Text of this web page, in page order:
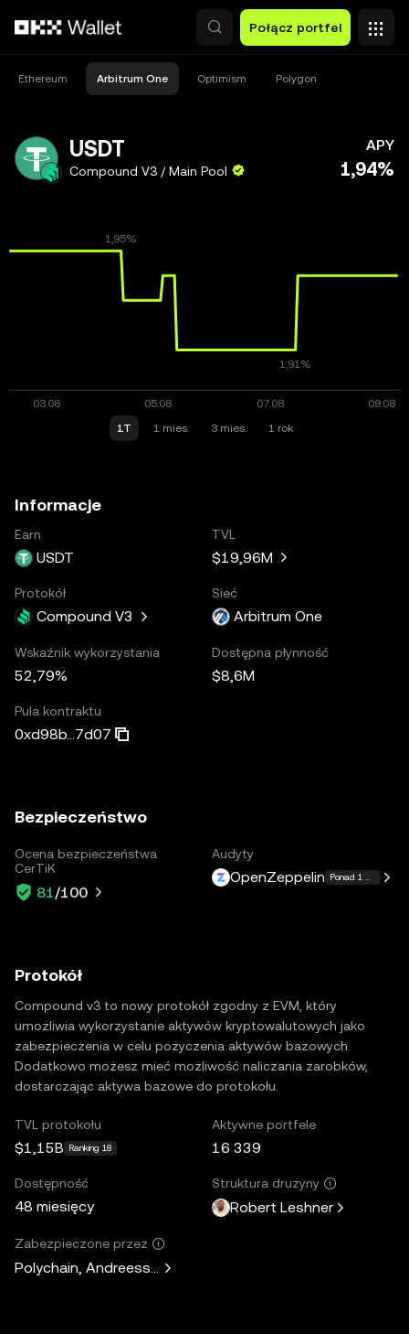
Połącz portfel
Ethereum Arbitrum One Optimism Polygon
USDT
Compound V3 / Main Pool
APY
1,94%
1T 1 mies. 3 mies. 1 rok
Informacje
Earn
USDT
TVL
$19,96M
Protokół
Compound V3
Sieć
Arbitrum One
Wskaźnik wykorzystania
52,79%
Dostępna płynność
$8,6M
Pula kontraktu
0xd98b...7d07
Bezpieczeństwo
Ocena bezpieczeństwa
CerTiK
81/100
Audyty
OpenZeppelin Ponad 1 więcej
Protokół
Compound v3 to nowy protokół zgodny z EVM, który
umożliwia wykorzystanie aktywów kryptowalutowych jako
zabezpieczenia w celu pożyczenia aktywów bazowych.
Dodatkowo możesz mieć możliwość naliczania zarobków,
dostarczając aktywa bazowe do protokołu.
TVL protokołu
$1,15B Ranking 18
Aktywne portfele
16 339
Dostępność
48 miesięcy
Struktura drużyny
Robert Leshner
Zabezpieczone przez
Polychain, Andreessen Horowitz, Paradigm, Bain Capital